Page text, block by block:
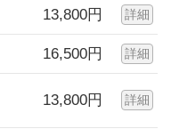
13,800円 詳細
16,500円 詳細
13,800円 詳細